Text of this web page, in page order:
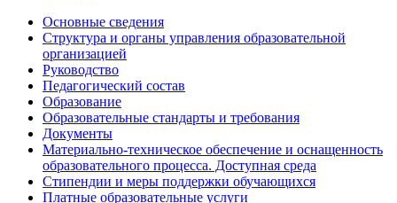
Основные сведения
Структура и органы управления образовательной
организацией
Руководство
Педагогический состав
Образование
Образовательные стандарты и требования
Документы
Материально-техническое обеспечение и оснащенность
образовательного процесса. Доступная среда
Стипендии и меры поддержки обучающихся
Платные образовательные услуги